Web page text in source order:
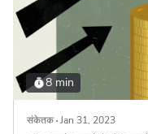
8 min
संकेतक Jan 31, 2023